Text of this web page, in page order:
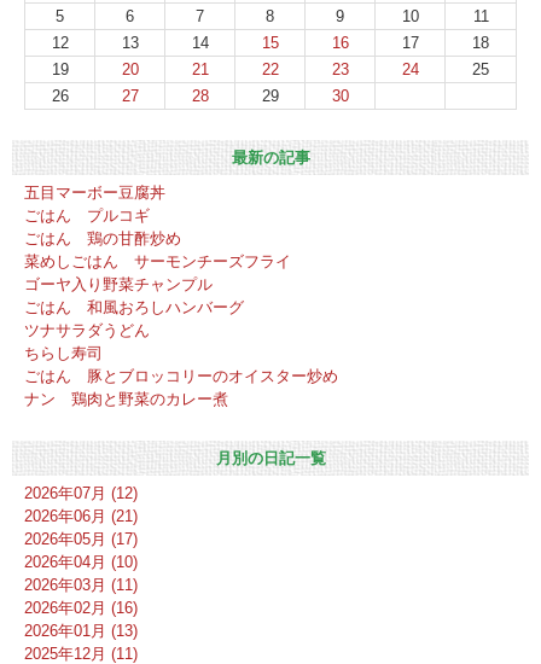
5
6 7 8 9 10
11
12
13 14 15 16 17
18
19
20 21 22 23 24
25
26
27 28 29 30
最新の記事
五目マーボー豆腐丼
ごはん プルコギ
ごはん 鶏の甘酢炒め
菜めしごはん サーモンチーズフライ
ゴーヤ入り野菜チャンプル
ごはん 和風おろしハンバーグ
ツナサラダうどん
ちらし寿司
ごはん 豚とブロッコリーのオイスター炒め
ナン 鶏肉と野菜のカレー煮
月別の日記一覧
2026年07月 (12)
2026年06月 (21)
2026年05月 (17)
2026年04月 (10)
2026年03月 (11)
2026年02月 (16)
2026年01月 (13)
2025年12月 (11)